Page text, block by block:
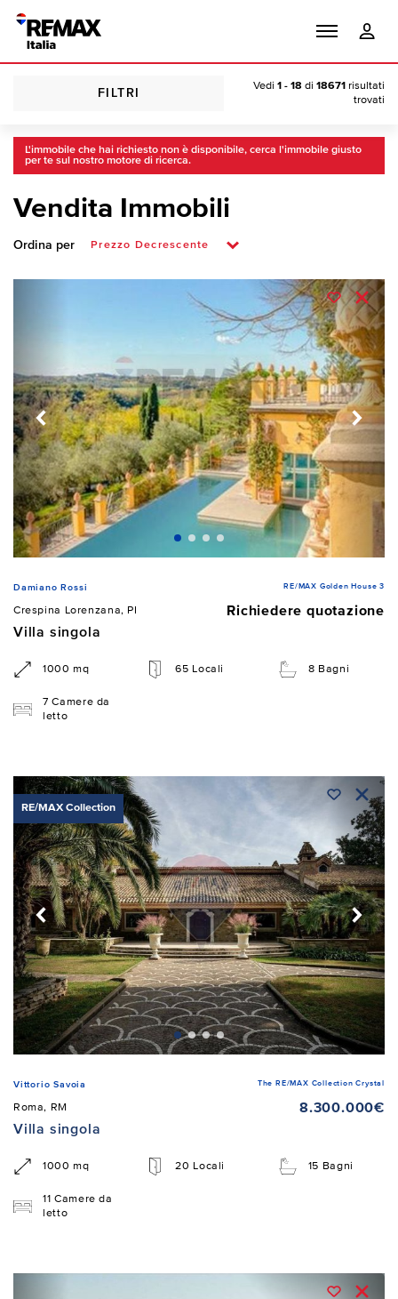
FILTRI
Vedi 1 - 18 di 18671 risultati
trovati
L'immobile che hai richiesto non è disponibile, cerca l'immobile giusto
per te sul nostro motore di ricerca.
Vendita Immobili
Ordina per
Damiano Rossi RE/MAX Golden House 3
Crespina Lorenzana, PI
Richiedere quotazione
Villa singola
1000 mq 65 Locali 8 Bagni
7 Camere da
letto
RE/MAX Collection
Vittorio Savoia The RE/MAX Collection Crystal
Roma, RM
8.300.000€
Villa singola
1000 mq 20 Locali 15 Bagni
11 Camere da
letto